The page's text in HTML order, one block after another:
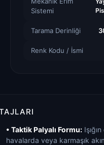
Sistemi
Tarama Derinliği
Renk Kodu / İsmi
• Taktik Palyalı Formu:
havalarda veya karmaşık